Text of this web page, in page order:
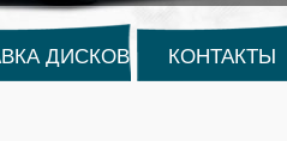
ДИСКОВ КОНТАКТЫ